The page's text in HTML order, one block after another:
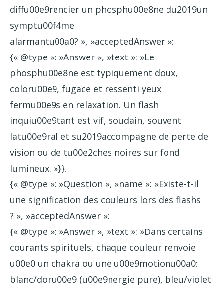
diffu00e9rencier un phosphu00e8ne du2019un
symptu00f4me
alarmantu00a0? », »acceptedAnswer »:
{« @type »: »Answer », »text »: »Le
phosphu00e8ne est typiquement doux,
coloru00e9, fugace et ressenti yeux
fermu00e9s en relaxation. Un flash
inquiu00e9tant est vif, soudain, souvent
latu00e9ral et su2019accompagne de perte de
vision ou de tu00e2ches noires sur fond
lumineux. »}},
{« @type »: »Question », »name »: »Existe-t-il
une signification des couleurs lors des flashs
? », »acceptedAnswer »:
{« @type »: »Answer », »text »: »Dans certains
courants spirituels, chaque couleur renvoie
u00e0 un chakra ou une u00e9motionu00a0:
blanc/doru00e9 (u00e9nergie pure), bleu/violet